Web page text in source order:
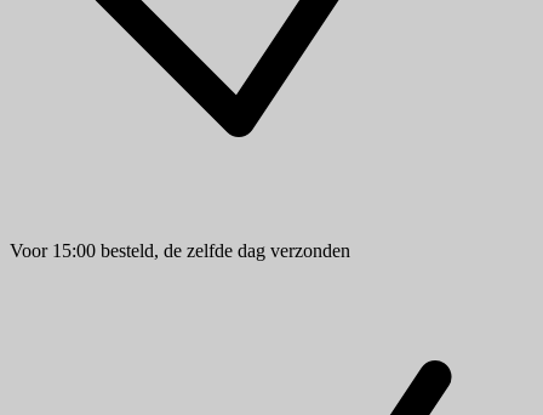
Voor 15:00 besteld, de zelfde dag verzonden